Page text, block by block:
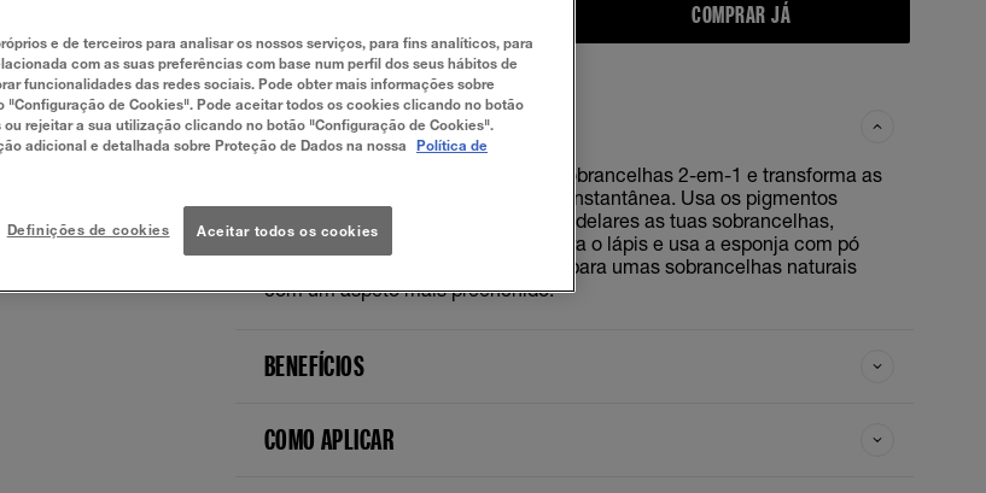
COMPRAR JÁ
SOBRE
Descobre o nosso lápis e pó para sobrancelhas 2-em-1 e transforma as
tuas sobrancelhas de forma fácil e instantânea. Usa os pigmentos
cremosos da ponta precisa para modelares as tuas sobrancelhas,
deixando-as perfeitas e naturais. Vira o lápis e usa a esponja com pó
para suavizar e fixar os pigmentos, para umas sobrancelhas naturais
com um aspeto mais preenchido.
BENEFÍCIOS
COMO APLICAR
e de terceiros para analisar os nossos serviços, para fins analíticos, para
com as suas preferências com base num perfil dos seus hábitos de
funcionalidades das redes sociais. Pode obter mais informações sobre
"Configuração de Cookies". Pode aceitar todos os cookies clicando no botão
rejeitar a sua utilização clicando no botão "Configuração de Cookies".
adicional e detalhada sobre Proteção de Dados na nossa
Política de
Definições de cookies Aceitar todos os cookies